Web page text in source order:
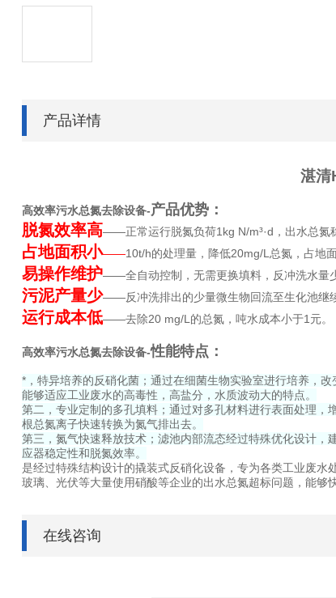
产品详情
湛清
高效率污水总氮去除设备-产品优势：
脱氮效率高——正常运行脱氮负荷1kg N/m³·d，出水总氮
占地面积小——10t/h的处理量，降低20mg/L总氮，占地
易操作维护——全自动控制，无需更换填料，反冲洗水量
污泥产量少——反冲洗排出的少量微生物回流至生化池继
运行成本低——去除20 mg/L的总氮，吨水成本小于1元。
高效率污水总氮去除设备-性能特点：
*，特异培养的反硝化菌；通过在细菌生物实验室进行培养，
能够适应工业废水的高毒性，高盐分，水质波动大的特点。
第二，专业定制的多孔填料；通过对多孔材料进行表面处理
根总氮离子快速转换为氮气排出去。
第三，氮气快速释放技术；滤池内部流态经过特殊优化设计
应器稳定性和脱氮效率。
是经过特殊结构设计的撬装式反硝化设备，专为各类工业废水
玻璃、光伏等大量使用硝酸等企业的出水总氮超标问题，能够
在线咨询